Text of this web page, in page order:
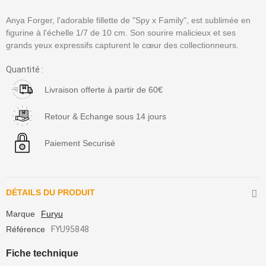
Anya Forger, l'adorable fillette de "Spy x Family", est sublimée en
figurine à l'échelle 1/7 de 10 cm. Son sourire malicieux et ses
grands yeux expressifs capturent le cœur des collectionneurs.
Quantité :
Livraison offerte à partir de 60€
Retour & Echange sous 14 jours
Paiement Securisé
DÉTAILS DU PRODUIT
Marque
Furyu
Référence
FYU95848
Fiche technique